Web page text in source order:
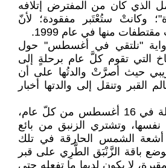
الذي كان من المفترض إتلافه
وكانتْ ستُعْتَبر مفقودة؛ لأنّ
منها في عام 1999.
"نلتقي في أغسطس" حول
التي تقوم كلَّ عام برحلةٍ إلى
حيث أصرَّتْ والدتُها على أن
القبر وتنقل إلى والدتها أخبار
«كانت تكرر هذه الرحلة في 16 أغسطس من كلّ عام،
وتشتري الزنبق من بائع
أشعة الشمس الحارقة في تلك
بوضع باقة الزَّنْبَق الطَّرِي على قبر
لا يكون لديها ما تفعله حتى